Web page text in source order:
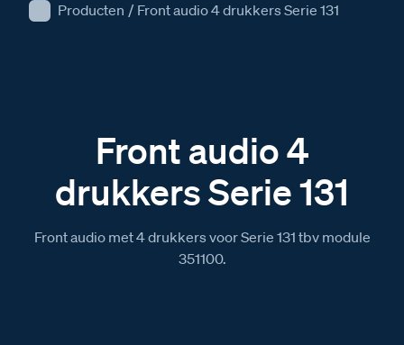
Producten / Front audio 4 drukkers Serie 131
Front audio 4
drukkers Serie 131
Front audio met 4 drukkers voor Serie 131 tbv module
351100.